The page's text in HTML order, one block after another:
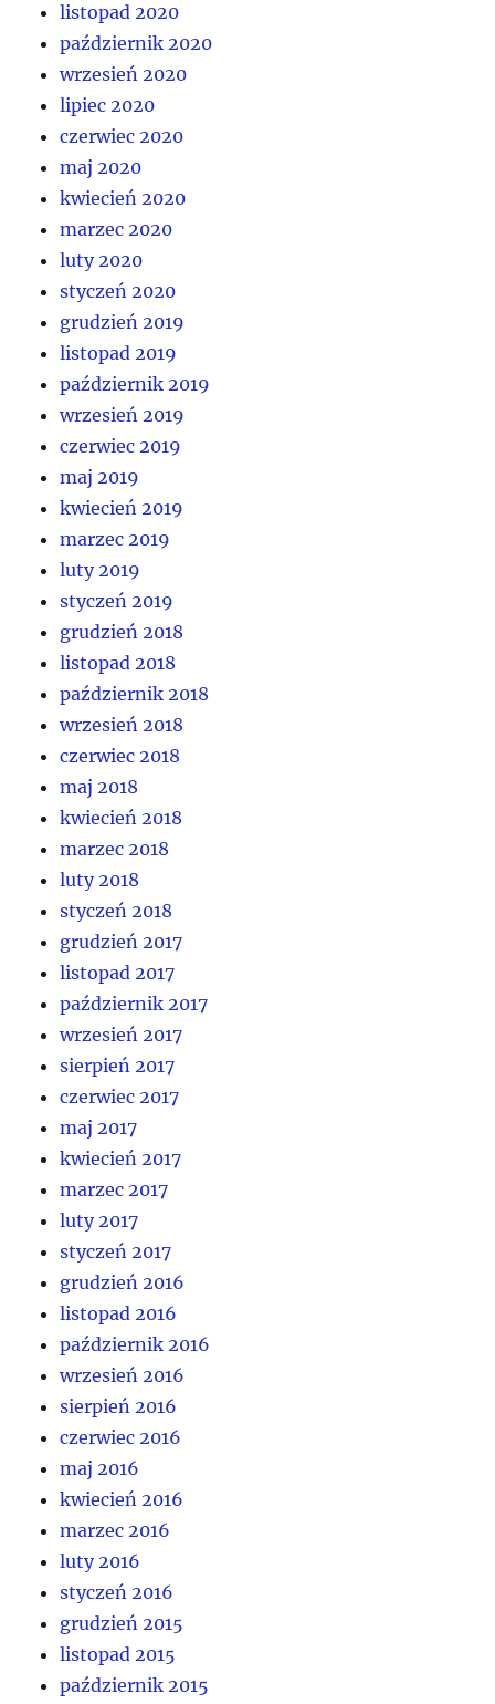
listopad 2020
październik 2020
wrzesień 2020
lipiec 2020
czerwiec 2020
maj 2020
kwiecień 2020
marzec 2020
luty 2020
styczeń 2020
grudzień 2019
listopad 2019
październik 2019
wrzesień 2019
czerwiec 2019
maj 2019
kwiecień 2019
marzec 2019
luty 2019
styczeń 2019
grudzień 2018
listopad 2018
październik 2018
wrzesień 2018
czerwiec 2018
maj 2018
kwiecień 2018
marzec 2018
luty 2018
styczeń 2018
grudzień 2017
listopad 2017
październik 2017
wrzesień 2017
sierpień 2017
czerwiec 2017
maj 2017
kwiecień 2017
marzec 2017
luty 2017
styczeń 2017
grudzień 2016
listopad 2016
październik 2016
wrzesień 2016
sierpień 2016
czerwiec 2016
maj 2016
kwiecień 2016
marzec 2016
luty 2016
styczeń 2016
grudzień 2015
listopad 2015
październik 2015